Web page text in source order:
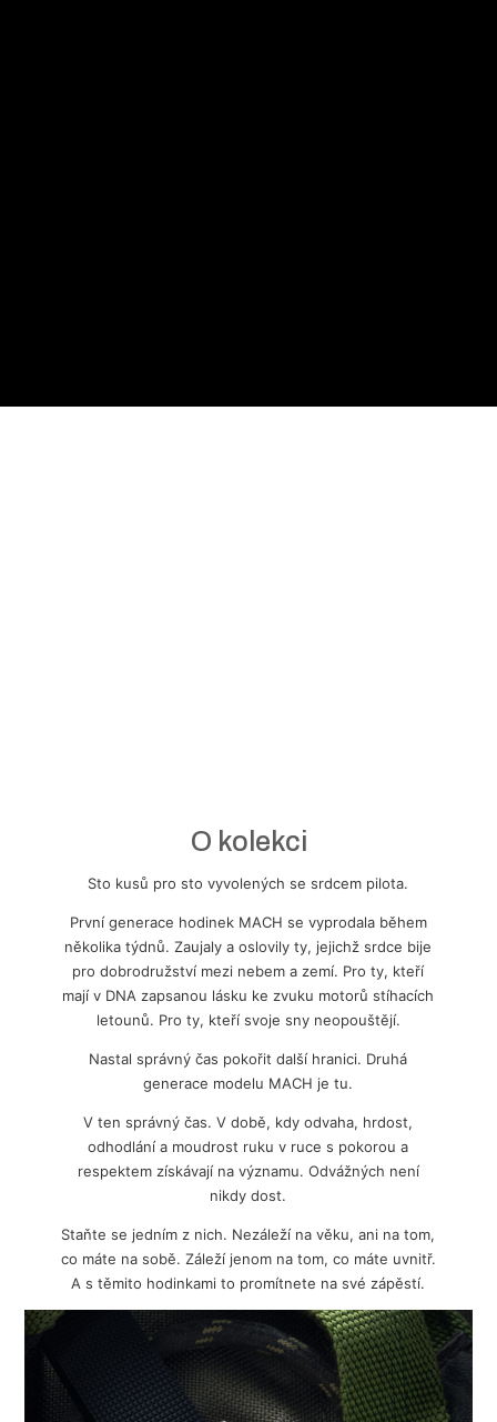
O kolekci
Sto kusů pro sto vyvolených se srdcem pilota.
První generace hodinek MACH se vyprodala během
několika týdnů. Zaujaly a oslovily ty, jejichž srdce bije
pro dobrodružství mezi nebem a zemí. Pro ty, kteří
mají v DNA zapsanou lásku ke zvuku motorů stíhacích
letounů. Pro ty, kteří svoje sny neopouštějí.
Nastal správný čas pokořit další hranici. Druhá
generace modelu MACH je tu.
V ten správný čas. V době, kdy odvaha, hrdost,
odhodlání a moudrost ruku v ruce s pokorou a
respektem získávají na významu. Odvážných není
nikdy dost.
Staňte se jedním z nich. Nezáleží na věku, ani na tom,
co máte na sobě. Záleží jenom na tom, co máte uvnitř.
A s těmito hodinkami to promítnete na své zápěstí.